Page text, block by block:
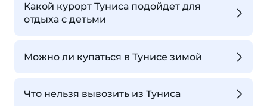
Какой курорт Туниса подойдет для
отдыха с детьми
Можно ли купаться в Тунисе зимой
Что нельзя вывозить из Туниса